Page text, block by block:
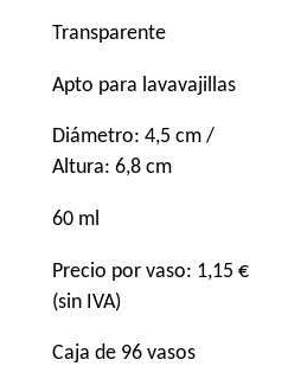
Transparente
Apto para lavavajillas
Diámetro: 4,5 cm /
Altura: 6,8 cm
60 ml
Precio por vaso: 1,15 €
(sin IVA)
Caja de 96 vasos